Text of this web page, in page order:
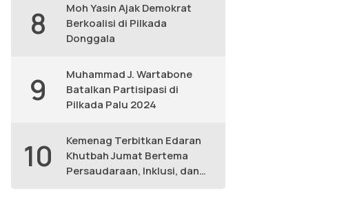
8
Moh Yasin Ajak Demokrat
Berkoalisi di Pilkada
Donggala
9
Muhammad J. Wartabone
Batalkan Partisipasi di
Pilkada Palu 2024
10
Kemenag Terbitkan Edaran
Khutbah Jumat Bertema
Persaudaraan, Inklusi, dan